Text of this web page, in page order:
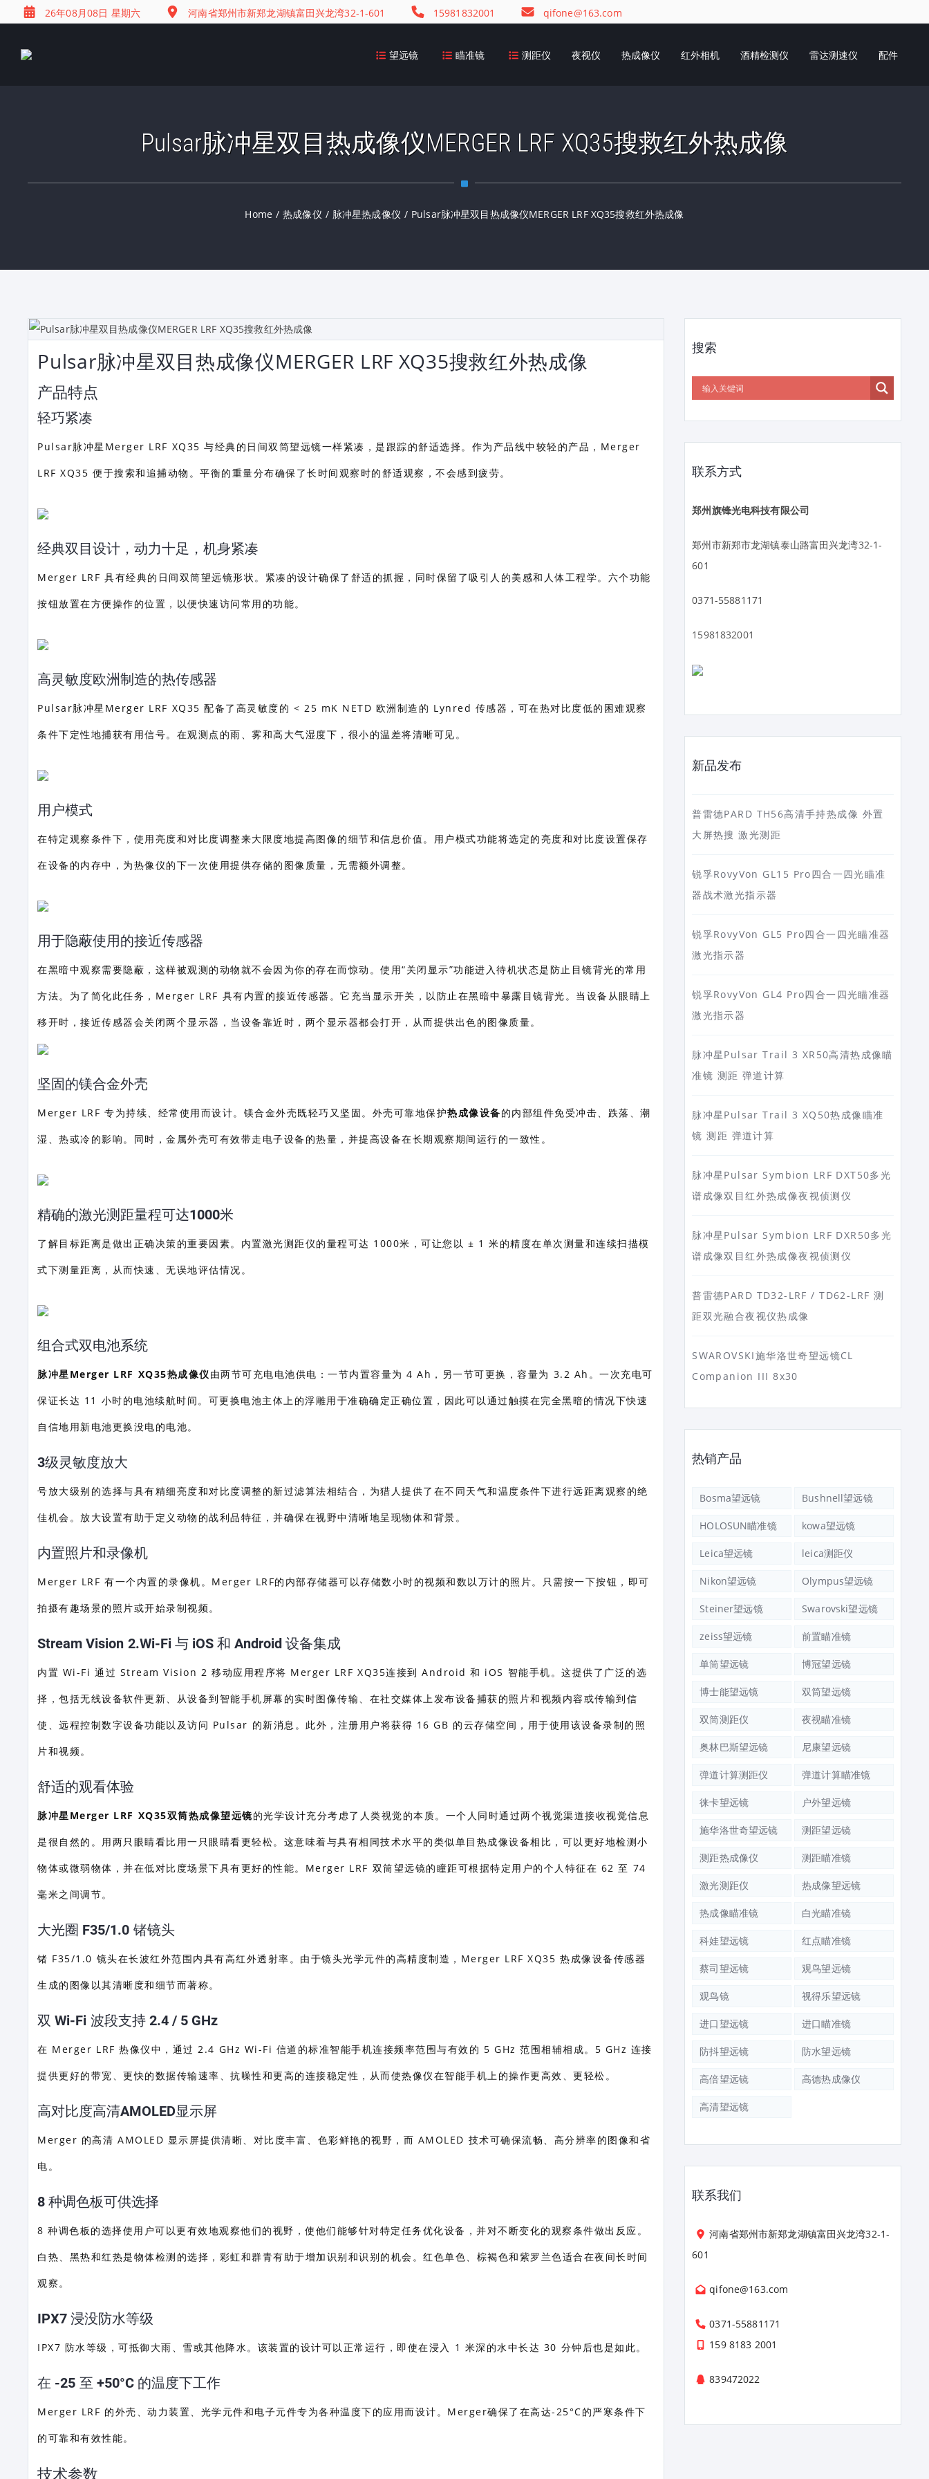
26年08月08日 星期六 河南省郑州市新郑龙湖镇富田兴龙湾32-1-601 15981832001 qifone@163.com
望远镜 瞄准镜 测距仪 夜视仪 热成像仪 红外相机 酒精检测仪 雷达测速仪 配件
Pulsar脉冲星双目热成像仪MERGER LRF XQ35搜救红外热成像
Home / 热成像仪 / 脉冲星热成像仪 / Pulsar脉冲星双目热成像仪MERGER LRF XQ35搜救红外热成像
Pulsar脉冲星双目热成像仪MERGER LRF XQ35搜救红外热成像
产品特点
轻巧紧凑
Pulsar脉冲星Merger LRF XQ35 与经典的日间双筒望远镜一样紧凑，是跟踪的舒适选择。作为产品线中较轻的产品，Merger
LRF XQ35 便于搜索和追捕动物。平衡的重量分布确保了长时间观察时的舒适观察，不会感到疲劳。
经典双目设计，动力十足，机身紧凑
Merger LRF 具有经典的日间双筒望远镜形状。紧凑的设计确保了舒适的抓握，同时保留了吸引人的美感和人体工程学。六个功能
按钮放置在方便操作的位置，以便快速访问常用的功能。
高灵敏度欧洲制造的热传感器
Pulsar脉冲星Merger LRF XQ35 配备了高灵敏度的 < 25 mK NETD 欧洲制造的 Lynred 传感器，可在热对比度低的困难观察
条件下定性地捕获有用信号。在观测点的雨、雾和高大气湿度下，很小的温差将清晰可见。
用户模式
在特定观察条件下，使用亮度和对比度调整来大限度地提高图像的细节和信息价值。用户模式功能将选定的亮度和对比度设置保存
在设备的内存中，为热像仪的下一次使用提供存储的图像质量，无需额外调整。
用于隐蔽使用的接近传感器
在黑暗中观察需要隐蔽，这样被观测的动物就不会因为你的存在而惊动。使用“关闭显示”功能进入待机状态是防止目镜背光的常用
方法。为了简化此任务，Merger LRF 具有内置的接近传感器。它充当显示开关，以防止在黑暗中暴露目镜背光。当设备从眼睛上
移开时，接近传感器会关闭两个显示器，当设备靠近时，两个显示器都会打开，从而提供出色的图像质量。
坚固的镁合金外壳
Merger LRF 专为持续、经常使用而设计。镁合金外壳既轻巧又坚固。外壳可靠地保护热成像设备的内部组件免受冲击、跌落、潮
湿、热或冷的影响。同时，金属外壳可有效带走电子设备的热量，并提高设备在长期观察期间运行的一致性。
精确的激光测距量程可达1000米
了解目标距离是做出正确决策的重要因素。内置激光测距仪的量程可达 1000米，可让您以 ± 1 米的精度在单次测量和连续扫描模
式下测量距离，从而快速、无误地评估情况。
组合式双电池系统
脉冲星Merger LRF XQ35热成像仪由两节可充电电池供电：一节内置容量为 4 Ah，另一节可更换，容量为 3.2 Ah。一次充电可
保证长达 11 小时的电池续航时间。可更换电池主体上的浮雕用于准确确定正确位置，因此可以通过触摸在完全黑暗的情况下快速
自信地用新电池更换没电的电池。
3级灵敏度放大
号放大级别的选择与具有精细亮度和对比度调整的新过滤算法相结合，为猎人提供了在不同天气和温度条件下进行远距离观察的绝
佳机会。放大设置有助于定义动物的战利品特征，并确保在视野中清晰地呈现物体和背景。
内置照片和录像机
Merger LRF 有一个内置的录像机。Merger LRF的内部存储器可以存储数小时的视频和数以万计的照片。只需按一下按钮，即可
拍摄有趣场景的照片或开始录制视频。
Stream Vision 2.Wi-Fi 与 iOS 和 Android 设备集成
内置 Wi-Fi 通过 Stream Vision 2 移动应用程序将 Merger LRF XQ35连接到 Android 和 iOS 智能手机。这提供了广泛的选
择，包括无线设备软件更新、从设备到智能手机屏幕的实时图像传输、在社交媒体上发布设备捕获的照片和视频内容或传输到信
使、远程控制数字设备功能以及访问 Pulsar 的新消息。此外，注册用户将获得 16 GB 的云存储空间，用于使用该设备录制的照
片和视频。
舒适的观看体验
脉冲星Merger LRF XQ35双筒热成像望远镜的光学设计充分考虑了人类视觉的本质。一个人同时通过两个视觉渠道接收视觉信息
是很自然的。用两只眼睛看比用一只眼睛看更轻松。这意味着与具有相同技术水平的类似单目热成像设备相比，可以更好地检测小
物体或微弱物体，并在低对比度场景下具有更好的性能。Merger LRF 双筒望远镜的瞳距可根据特定用户的个人特征在 62 至 74
毫米之间调节。
大光圈 F35/1.0 锗镜头
锗 F35/1.0 镜头在长波红外范围内具有高红外透射率。由于镜头光学元件的高精度制造，Merger LRF XQ35 热成像设备传感器
生成的图像以其清晰度和细节而著称。
双 Wi-Fi 波段支持 2.4 / 5 GHz
在 Merger LRF 热像仪中，通过 2.4 GHz Wi-Fi 信道的标准智能手机连接频率范围与有效的 5 GHz 范围相辅相成。5 GHz 连接
提供更好的带宽、更快的数据传输速率、抗噪性和更高的连接稳定性，从而使热像仪在智能手机上的操作更高效、更轻松。
高对比度高清AMOLED显示屏
Merger 的高清 AMOLED 显示屏提供清晰、对比度丰富、色彩鲜艳的视野，而 AMOLED 技术可确保流畅、高分辨率的图像和省
电。
8 种调色板可供选择
8 种调色板的选择使用户可以更有效地观察他们的视野，使他们能够针对特定任务优化设备，并对不断变化的观察条件做出反应。
白热、黑热和红热是物体检测的选择，彩虹和群青有助于增加识别和识别的机会。红色单色、棕褐色和紫罗兰色适合在夜间长时间
观察。
IPX7 浸没防水等级
IPX7 防水等级，可抵御大雨、雪或其他降水。该装置的设计可以正常运行，即使在浸入 1 米深的水中长达 30 分钟后也是如此。
在 -25 至 +50°C 的温度下工作
Merger LRF 的外壳、动力装置、光学元件和电子元件专为各种温度下的应用而设计。Merger确保了在高达-25°C的严寒条件下
的可靠和有效性能。
技术参数
搜索
联系方式
郑州旗锋光电科技有限公司
郑州市新郑市龙湖镇泰山路富田兴龙湾32-1-
601
0371-55881171
15981832001
新品发布
普雷德PARD TH56高清手持热成像 外置
大屏热搜 激光测距
锐孚RovyVon GL15 Pro四合一四光瞄准
器战术激光指示器
锐孚RovyVon GL5 Pro四合一四光瞄准器
激光指示器
锐孚RovyVon GL4 Pro四合一四光瞄准器
激光指示器
脉冲星Pulsar Trail 3 XR50高清热成像瞄
准镜 测距 弹道计算
脉冲星Pulsar Trail 3 XQ50热成像瞄准
镜 测距 弹道计算
脉冲星Pulsar Symbion LRF DXT50多光
谱成像双目红外热成像夜视侦测仪
脉冲星Pulsar Symbion LRF DXR50多光
谱成像双目红外热成像夜视侦测仪
普雷德PARD TD32-LRF / TD62-LRF 测
距双光融合夜视仪热成像
SWAROVSKI施华洛世奇望远镜CL
Companion III 8x30
热销产品
Bosma望远镜 Bushnell望远镜
HOLOSUN瞄准镜 kowa望远镜
Leica望远镜 leica测距仪
Nikon望远镜 Olympus望远镜
Steiner望远镜 Swarovski望远镜
zeiss望远镜 前置瞄准镜
单筒望远镜 博冠望远镜
博士能望远镜 双筒望远镜
双筒测距仪 夜视瞄准镜
奥林巴斯望远镜 尼康望远镜
弹道计算测距仪 弹道计算瞄准镜
徕卡望远镜 户外望远镜
施华洛世奇望远镜 测距望远镜
测距热成像仪 测距瞄准镜
激光测距仪 热成像望远镜
热成像瞄准镜 白光瞄准镜
科娃望远镜 红点瞄准镜
蔡司望远镜 观鸟望远镜
观鸟镜 视得乐望远镜
进口望远镜 进口瞄准镜
防抖望远镜 防水望远镜
高倍望远镜 高德热成像仪
高清望远镜
联系我们
河南省郑州市新郑龙湖镇富田兴龙湾32-1-
601
qifone@163.com
0371-55881171
159 8183 2001
839472022